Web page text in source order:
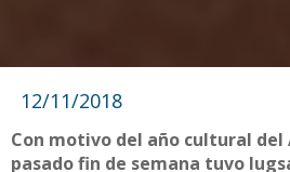
12/11/2018
Con motivo del año cultural
pasado fin de semana tuvo